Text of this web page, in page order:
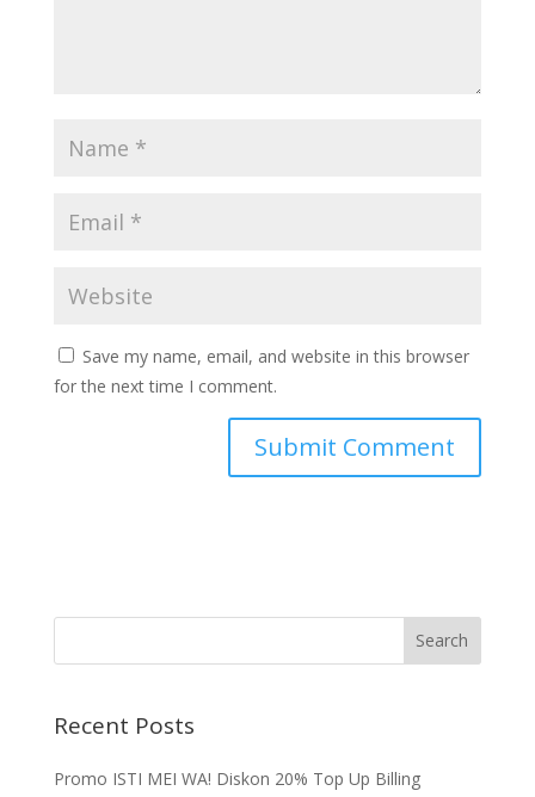
Save my name, email, and website in this browser
for the next time I comment.
Recent Posts
Promo ISTI MEI WA! Diskon 20% Top Up Billing